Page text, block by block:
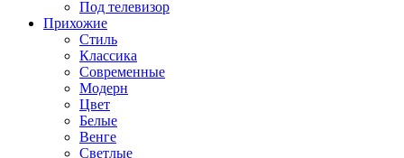
Под телевизор
Прихожие
Стиль
Классика
Современные
Модерн
Цвет
Белые
Венге
Светлые